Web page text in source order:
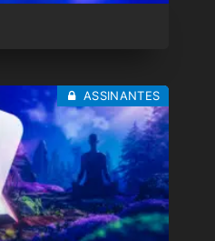
ASSINANTES